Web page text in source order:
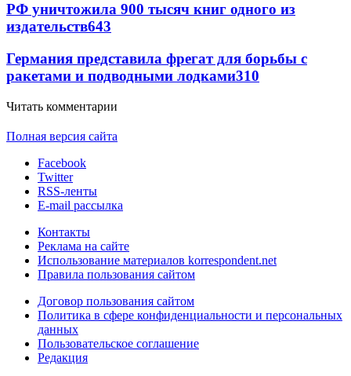
РФ уничтожила 900 тысяч книг одного из
издательств643
Германия представила фрегат для борьбы с
ракетами и подводными лодками310
Читать комментарии
Полная версия сайта
Facebook
Twitter
RSS-ленты
E-mail рассылка
Контакты
Реклама на сайте
Использование материалов korrespondent.net
Правила пользования сайтом
Договор пользования сайтом
Политика в сфере конфиденциальности и персональных
данных
Пользовательское соглашение
Редакция